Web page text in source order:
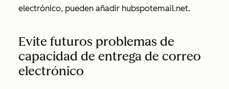
electrónico, pueden añadir hubspotemail.net.
Evite futuros problemas de
capacidad de entrega de correo
electrónico